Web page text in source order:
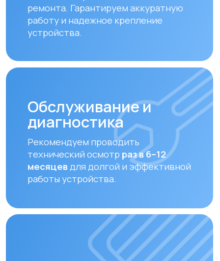
Своевременная замена фильтров –
Оплата и доставка
Мы предлагаем удобные способы оплаты
и быструю доставку для наших клиентов
в Алматы и по всему Казахстану